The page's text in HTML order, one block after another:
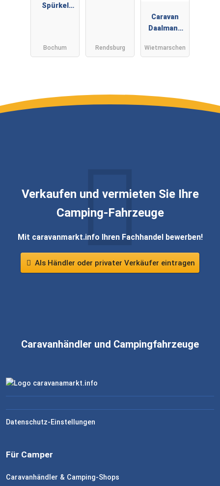
Spürkel
Bochum Rendsburg
Caravan
Daalmann
Wietmarschen
Verkaufen und vermieten Sie Ihre
Camping-Fahrzeuge
Mit caravanmarkt.info Ihren Fachhandel bewerben!
Als Händler oder privater Verkäufer eintragen
Caravanhändler und Campingfahrzeuge
Datenschutz-Einstellungen
Für Camper
Caravanhändler & Camping-Shops